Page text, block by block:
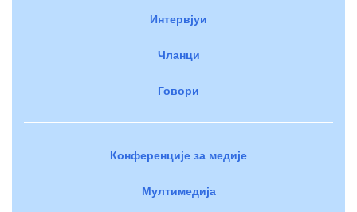
Интервјуи
Чланци
Говори
Конференције за медије
Мултимедија